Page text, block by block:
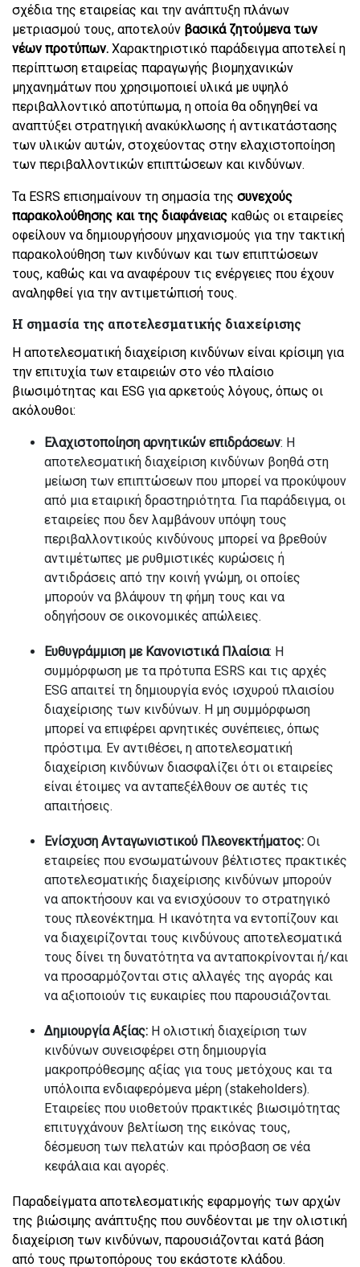
σχέδια της εταιρείας και την ανάπτυξη πλάνων
μετριασμού τους, αποτελούν βασικά ζητούμενα των
νέων προτύπων. Χαρακτηριστικό παράδειγμα αποτελεί η
περίπτωση εταιρείας παραγωγής βιομηχανικών
μηχανημάτων που χρησιμοποιεί υλικά με υψηλό
περιβαλλοντικό αποτύπωμα, η οποία θα οδηγηθεί να
αναπτύξει στρατηγική ανακύκλωσης ή αντικατάστασης
των υλικών αυτών, στοχεύοντας στην ελαχιστοποίηση
των περιβαλλοντικών επιπτώσεων και κινδύνων.
Τα ESRS επισημαίνουν τη σημασία της συνεχούς
παρακολούθησης και της διαφάνειας καθώς οι εταιρείες
οφείλουν να δημιουργήσουν μηχανισμούς για την τακτική
παρακολούθηση των κινδύνων και των επιπτώσεων
τους, καθώς και να αναφέρουν τις ενέργειες που έχουν
αναληφθεί για την αντιμετώπισή τους.
Η σημασία της αποτελεσματικής διαχείρισης
Η αποτελεσματική διαχείριση κινδύνων είναι κρίσιμη για
την επιτυχία των εταιρειών στο νέο πλαίσιο
βιωσιμότητας και ESG για αρκετούς λόγους, όπως οι
ακόλουθοι:
Ελαχιστοποίηση αρνητικών επιδράσεων: Η
αποτελεσματική διαχείριση κινδύνων βοηθά στη
μείωση των επιπτώσεων που μπορεί να προκύψουν
από μια εταιρική δραστηριότητα. Για παράδειγμα, οι
εταιρείες που δεν λαμβάνουν υπόψη τους
περιβαλλοντικούς κινδύνους μπορεί να βρεθούν
αντιμέτωπες με ρυθμιστικές κυρώσεις ή
αντιδράσεις από την κοινή γνώμη, οι οποίες
μπορούν να βλάψουν τη φήμη τους και να
οδηγήσουν σε οικονομικές απώλειες.
Ευθυγράμμιση με Κανονιστικά Πλαίσια: Η
συμμόρφωση με τα πρότυπα ESRS και τις αρχές
ESG απαιτεί τη δημιουργία ενός ισχυρού πλαισίου
διαχείρισης των κινδύνων. Η μη συμμόρφωση
μπορεί να επιφέρει αρνητικές συνέπειες, όπως
πρόστιμα. Εν αντιθέσει, η αποτελεσματική
διαχείριση κινδύνων διασφαλίζει ότι οι εταιρείες
είναι έτοιμες να ανταπεξέλθουν σε αυτές τις
απαιτήσεις.
Ενίσχυση Ανταγωνιστικού Πλεονεκτήματος: Οι
εταιρείες που ενσωματώνουν βέλτιστες πρακτικές
αποτελεσματικής διαχείρισης κινδύνων μπορούν
να αποκτήσουν και να ενισχύσουν το στρατηγικό
τους πλεονέκτημα. Η ικανότητα να εντοπίζουν και
να διαχειρίζονται τους κινδύνους αποτελεσματικά
τους δίνει τη δυνατότητα να ανταποκρίνονται ή/και
να προσαρμόζονται στις αλλαγές της αγοράς και
να αξιοποιούν τις ευκαιρίες που παρουσιάζονται.
Δημιουργία Αξίας: Η ολιστική διαχείριση των
κινδύνων συνεισφέρει στη δημιουργία
μακροπρόθεσμης αξίας για τους μετόχους και τα
υπόλοιπα ενδιαφερόμενα μέρη (stakeholders).
Εταιρείες που υιοθετούν πρακτικές βιωσιμότητας
επιτυγχάνουν βελτίωση της εικόνας τους,
δέσμευση των πελατών και πρόσβαση σε νέα
κεφάλαια και αγορές.
Παραδείγματα αποτελεσματικής εφαρμογής των αρχών
της βιώσιμης ανάπτυξης που συνδέονται με την ολιστική
διαχείριση των κινδύνων, παρουσιάζονται κατά βάση
από τους πρωτοπόρους του εκάστοτε κλάδου.